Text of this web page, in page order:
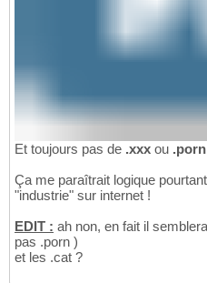
Et toujours pas de .xxx ou .porn
Ça me paraîtrait logique
"industrie" sur internet !
EDIT : ah non, en fait il
pas .porn )
et les .cat ?